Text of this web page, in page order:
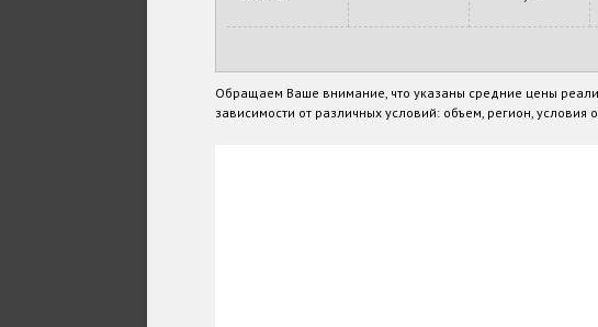
Обращаем Ваше внимание, что указаны средние цены
зависимости от различных условий: объем, регион, условия